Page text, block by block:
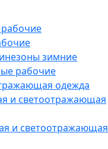
зимние
рабочие
одежда
и светоотражающая
и светоотражающая